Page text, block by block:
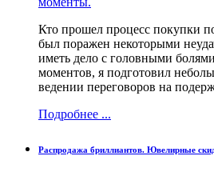
Кто прошел процесс покупки
был поражен некоторыми
иметь дело с головными
моментов, я подготовил
ведении переговоров на
Подробнее ...
Распродажа бриллиантов. Ювелирные